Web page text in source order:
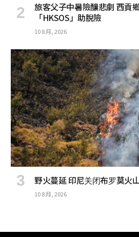
旅客父子中暑險釀悲劇 西貢
「HKSOS」助脫險
10 8 月, 2026
野火蔓延 印尼关闭布罗莫火
10 8 月, 2026